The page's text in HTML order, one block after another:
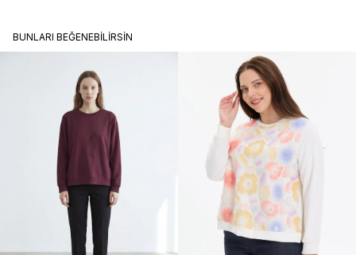
BUNLARI BEĞENEBILIRSIN